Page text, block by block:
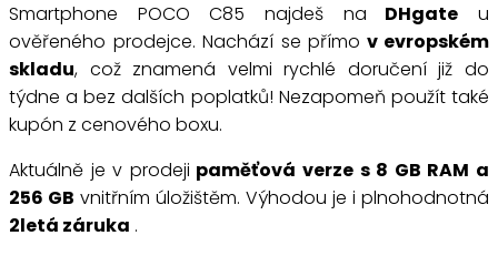
Smartphone POCO C85 najdeš na DHgate u
ověřeného prodejce. Nachází se přímo v evropském
skladu, což znamená velmi rychlé doručení již do
týdne a bez dalších poplatků! Nezapomeň použít také
kupón z cenového boxu.
Aktuálně je v prodeji paměťová verze s 8 GB RAM a
256 GB vnitřním úložištěm. Výhodou je i plnohodnotná
2letá záruka .